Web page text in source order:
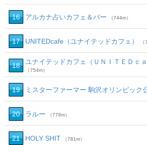
16 アルカナ占いカフェ＆バー （744m）
17 UNITEDcafe（ユナイテッドカフェ）
18 ユナイテッドカフェ（ＵＮＩＴＥＤｃ
（754m）
19 ミスターファーマー 駒沢オリンピック
20 ラルー （778m）
21 HOLY SHIT （781m）